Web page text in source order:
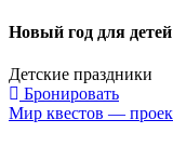
Новый год для
Детские праздники
Бронировать
Мир квестов —